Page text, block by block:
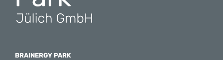
BRAINERGY PARK